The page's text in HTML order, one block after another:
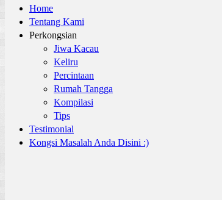
Home
Tentang Kami
Perkongsian
Jiwa Kacau
Keliru
Percintaan
Rumah Tangga
Kompilasi
Tips
Testimonial
Kongsi Masalah Anda Disini :)